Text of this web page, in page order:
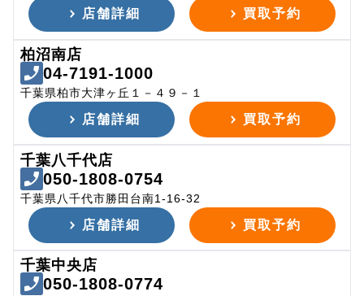
店舗詳細 買取予約
柏沼南店
04-7191-1000
千葉県柏市大津ヶ丘１－４９－１
店舗詳細 買取予約
千葉八千代店
050-1808-0754
千葉県八千代市勝田台南1-16-32
店舗詳細 買取予約
千葉中央店
050-1808-0774